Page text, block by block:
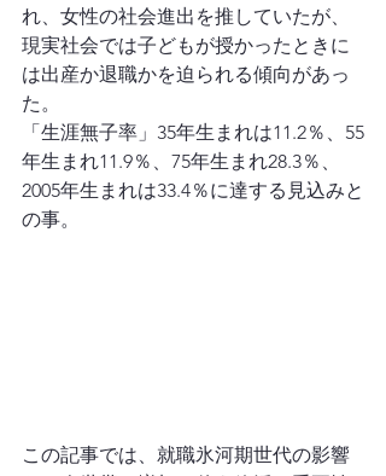
れ、女性の社会進出を推していたが、
現実社会では子どもが授かったときに
は出産か退職かを迫られる傾向があっ
た。
「生涯無子率」35年生まれは11.2％、55
年生まれ11.9％、75年生まれ28.3％、
2005年生まれは33.4％に達する見込みと
の事。
この記事では、就職氷河期世代の影響